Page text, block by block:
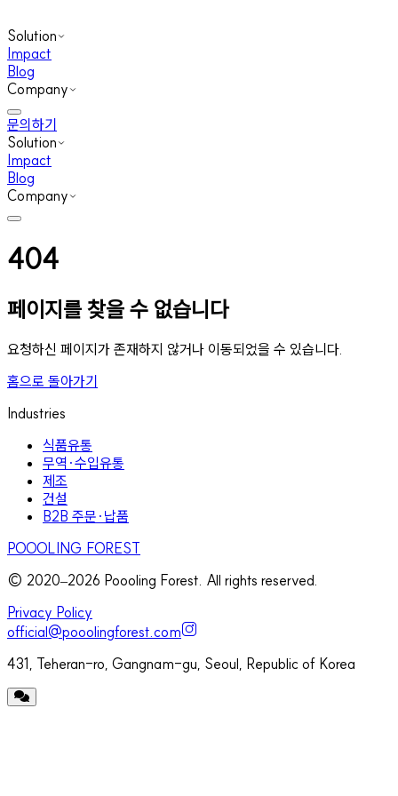
Solution
Impact
Blog
Company
문의하기
Solution
Impact
Blog
Company
404
페이지를 찾을 수 없습니다
요청하신 페이지가 존재하지 않거나 이동되었을 수 있습니다.
홈으로 돌아가기
Industries
식품유통
무역·수입유통
제조
건설
B2B 주문·납품
POOOLING FOREST
© 2020–2026 Poooling Forest. All rights reserved.
Privacy Policy
official@pooolingforest.com
431, Teheran-ro, Gangnam-gu, Seoul, Republic of Korea